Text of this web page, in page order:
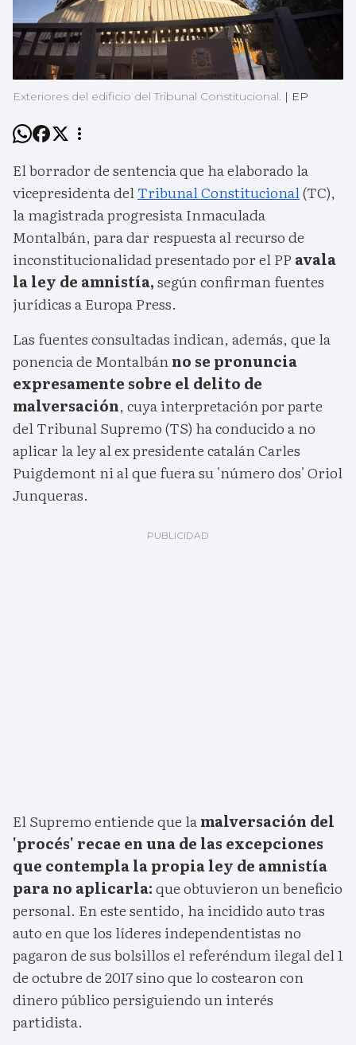
Exteriores del edificio del Tribunal Constitucional. | EP
El borrador de sentencia que ha elaborado la
vicepresidenta delTribunal Constitucional(TC),
la magistrada progresista Inmaculada
Montalbán, para dar respuesta al recurso de
inconstitucionalidad presentado por el PP avala
la ley de amnistía,según confirman fuentes
jurídicas a Europa Press.
Las fuentes consultadas indican, además, que la
ponencia de Montalbánno se pronuncia
expresamente sobre el delito de
malversación, cuya interpretación por parte
del Tribunal Supremo (TS) ha conducido a no
aplicar la ley al ex presidente catalán Carles
Puigdemont ni al que fuera su 'número dos' Oriol
Junqueras.
El Supremo entiende que lamalversación del
'procés' recae en una de las excepciones
que contempla la propia ley de amnistía
para no aplicarla:que obtuvieron un beneficio
personal. En este sentido, ha incidido auto tras
auto en que los líderes independentistas no
pagaron de sus bolsillos el referéndum ilegal del 1
de octubre de 2017 sino que lo costearon con
dinero público persiguiendo un interés
partidista.